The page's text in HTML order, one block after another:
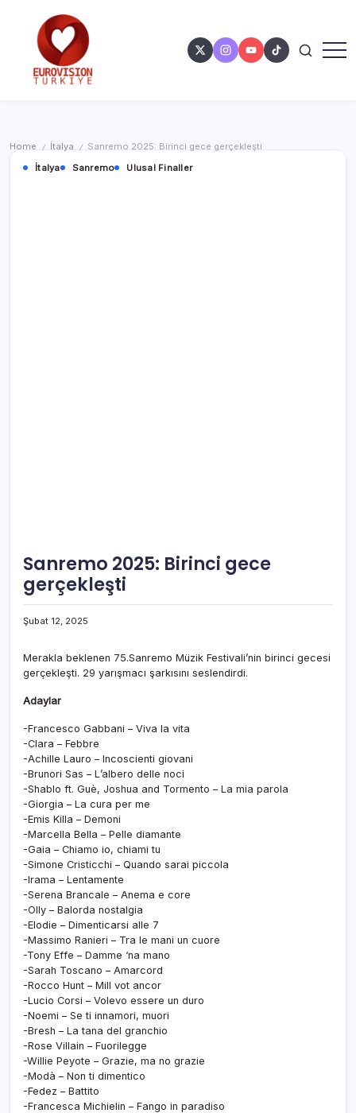
Home / İtalya /
Sanremo 2025: Birinci gece gerçekleşti
İtalya
Sanremo Ulusal Finaller
Sanremo 2025: Birinci gece
gerçekleşti
Şubat 12, 2025
Merakla beklenen 75.Sanremo Müzik Festivali’nin birinci gecesi
gerçekleşti. 29 yarışmacı şarkısını seslendirdi.
Adaylar
-Francesco Gabbani – Viva la vita
-Clara – Febbre
-Achille Lauro – Incoscienti giovani
-Brunori Sas – L’albero delle noci
-Shablo ft. Guè, Joshua and Tormento – La mia parola
-Giorgia – La cura per me
-Emis Killa – Demoni
-Marcella Bella – Pelle diamante
-Gaia – Chiamo io, chiami tu
-Simone Cristicchi – Quando sarai piccola
-Irama – Lentamente
-Serena Brancale – Anema e core
-Olly – Balorda nostalgia
-Elodie – Dimenticarsi alle 7
-Massimo Ranieri – Tra le mani un cuore
-Tony Effe – Damme ‘na mano
-Sarah Toscano – Amarcord
-Rocco Hunt – Mill vot ancor
-Lucio Corsi – Volevo essere un duro
-Noemi – Se ti innamori, muori
-Bresh – La tana del granchio
-Rose Villain – Fuorilegge
-Willie Peyote – Grazie, ma no grazie
-Modà – Non ti dimentico
-Fedez – Battito
-Francesca Michielin – Fango in paradiso